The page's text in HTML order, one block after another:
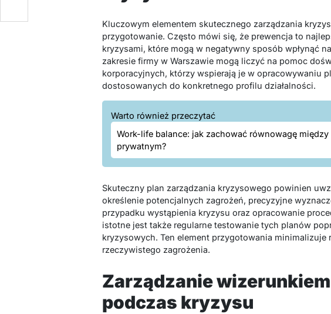
Kluczowym elementem skutecznego zarządzania
przygotowanie. Często mówi się, że prewencja to
kryzysami, które mogą w negatywny sposób wpłynąć
zakresie firmy w Warszawie mogą liczyć na pomoc
korporacyjnych, którzy wspierają je w opracowywaniu
dostosowanych do konkretnego profilu działalności.
Warto również przeczytać
Work-life balance: jak zachować równowagę
prywatnym?
Skuteczny plan zarządzania kryzysowego powinien
określenie potencjalnych zagrożeń, precyzyjne
przypadku wystąpienia kryzysu oraz opracowanie
istotne jest także regularne testowanie tych planów
kryzysowych. Ten element przygotowania minimalizuje
rzeczywistego zagrożenia.
Zarządzanie
podczas kryzysu